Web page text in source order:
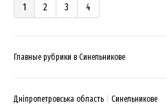
1 2 3 4
Главные рубрики в Синельникове
Дніпропетровська область Синельникове